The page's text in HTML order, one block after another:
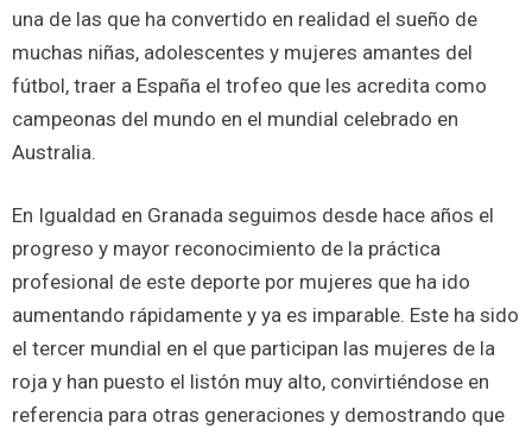
una de las que ha convertido en realidad el sueño de
muchas niñas, adolescentes y mujeres amantes del
fútbol, traer a España el trofeo que les acredita como
campeonas del mundo en el mundial celebrado en
Australia.
En Igualdad en Granada seguimos desde hace años el
progreso y mayor reconocimiento de la práctica
profesional de este deporte por mujeres que ha ido
aumentando rápidamente y ya es imparable. Este ha sido
el tercer mundial en el que participan las mujeres de la
roja y han puesto el listón muy alto, convirtiéndose en
referencia para otras generaciones y demostrando que